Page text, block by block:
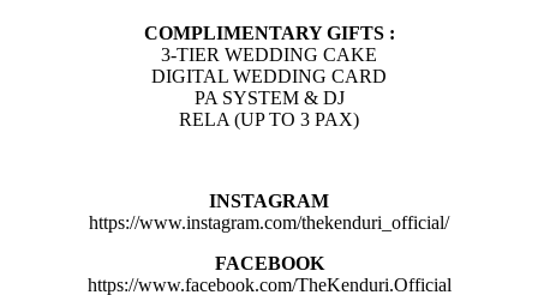
COMPLIMENTARY GIFTS :
3-TIER WEDDING CAKE
DIGITAL WEDDING CARD
PA SYSTEM & DJ
RELA (UP TO 3 PAX)
INSTAGRAM
https://www.instagram.com/thekenduri_official/
FACEBOOK
https://www.facebook.com/TheKenduri.Official